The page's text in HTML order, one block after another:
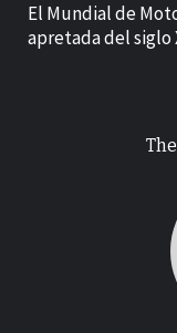
El Mundial de
apretada del siglo